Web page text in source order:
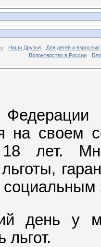
Наши Друзья
Для детей и взрослых
Волонтерство в России
на своем
лет.
льготы,
день у
льгот.